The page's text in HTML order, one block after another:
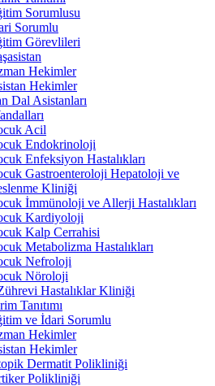
Sorumlusu
Sorumlu
Görevlileri
Hekimler
Hekimler
Dal Asistanları
Acil
Endokrinoloji
Enfeksiyon Hastalıkları
Gastroenteroloji Hepatoloji ve
Kliniği
İmmünoloji ve Allerji Hastalıkları
Kardiyoloji
Kalp Cerrahisi
Metabolizma Hastalıkları
Nefroloji
Nöroloji
Hastalıklar Kliniği
Tanıtımı
ve İdari Sorumlu
Hekimler
Hekimler
Dermatit Polikliniği
Polikliniği